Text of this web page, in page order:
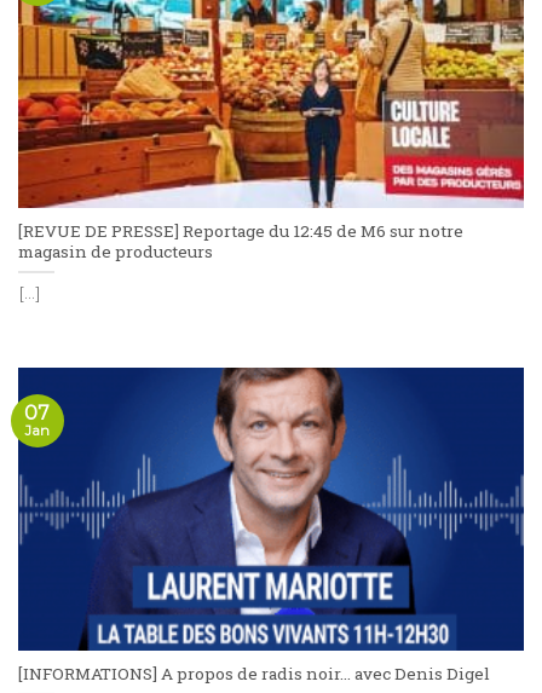
[REVUE DE PRESSE] Reportage du 12:45 de M6 sur notre
magasin de producteurs
[...]
[INFORMATIONS] A propos de radis noir… avec Denis Digel
07
Jan